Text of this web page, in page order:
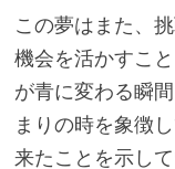
この夢はまた、
機会を活かすこ
が青に変わる瞬
まりの時を象徴
来たことを示し